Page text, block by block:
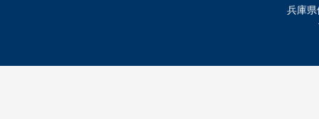
兵庫